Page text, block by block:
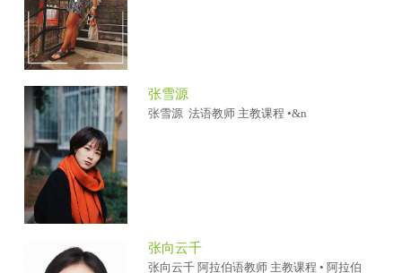
张雪源
张雪源 法语教师 主教课程 •&n
张向云千
张向云千 阿拉伯语教师 主教课程 • 阿拉伯